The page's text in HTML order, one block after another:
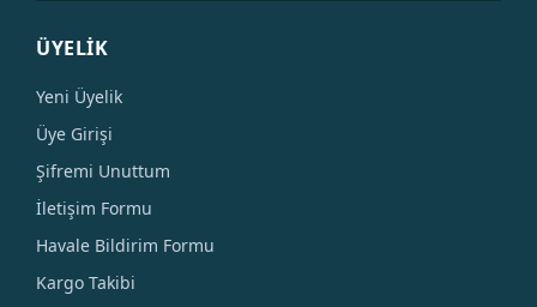
ÜYELİK
Yeni Üyelik
Üye Girişi
Şifremi Unuttum
İletişim Formu
Havale Bildirim Formu
Kargo Takibi